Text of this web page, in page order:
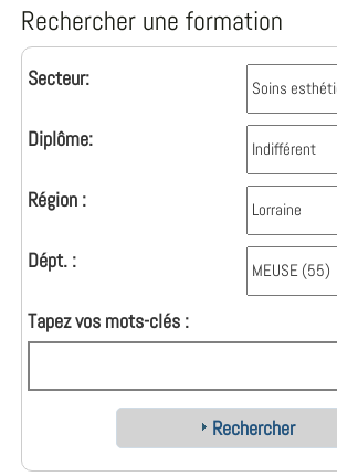
Rechercher une formation
Secteur:
Diplôme:
Région :
Dépt. :
Tapez vos mots-clés :
Rechercher